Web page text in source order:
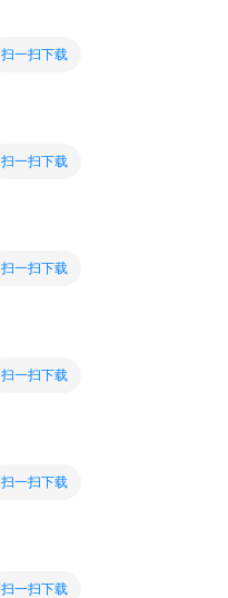
扫一扫下载
扫一扫下载
扫一扫下载
扫一扫下载
扫一扫下载
扫一扫下载